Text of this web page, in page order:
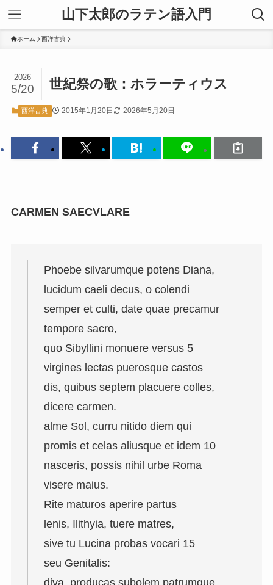
山下太郎のラテン語入門
ホーム 西洋古典
世紀祭の歌：ホラーティウス
2026
5/20
西洋古典 2015年1月20日 2026年5月20日
CARMEN SAECVLARE
Phoebe silvarumque potens Diana,
lucidum caeli decus, o colendi
semper et culti, date quae precamur
tempore sacro,
quo Sibyllini monuere versus 5
virgines lectas puerosque castos
dis, quibus septem placuere colles,
dicere carmen.
alme Sol, curru nitido diem qui
promis et celas aliusque et idem 10
nasceris, possis nihil urbe Roma
visere maius.
Rite maturos aperire partus
lenis, Ilithyia, tuere matres,
sive tu Lucina probas vocari 15
seu Genitalis: